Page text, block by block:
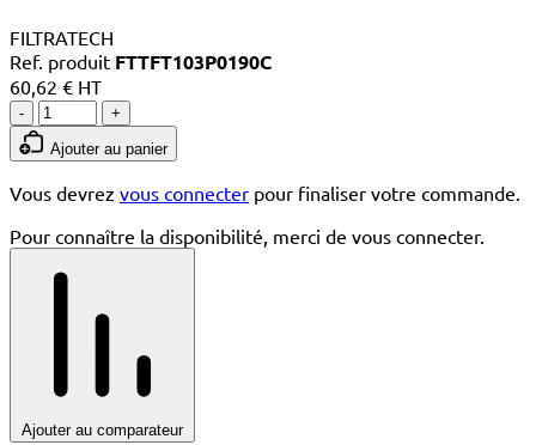
FILTRATECH
Ref. produit FTTFT103P0190C
60,62 € HT
-
+
Ajouter au panier
Vous devrez vous connecter pour finaliser votre commande.
Pour connaître la disponibilité, merci de vous connecter.
Ajouter au comparateur